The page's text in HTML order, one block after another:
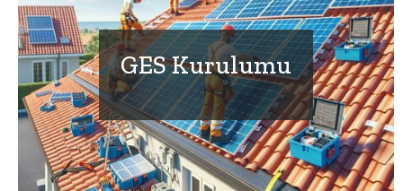
GES Kurulumu